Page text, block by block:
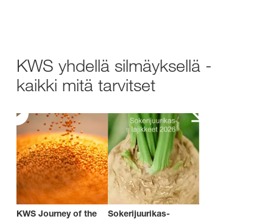
KWS yhdellä silmäyksellä -
kaikki mitä tarvitset
KWS Journey of the
Sokerijuurikas-